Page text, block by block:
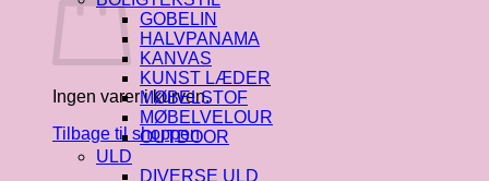
Ingen varer i kurven.
Tilbage til shoppen
GOBELIN
HALVPANAMA
KANVAS
KUNST LÆDER
MØBELSTOF
MØBELVELOUR
OUTDOOR
ULD
DIVERSE ULD